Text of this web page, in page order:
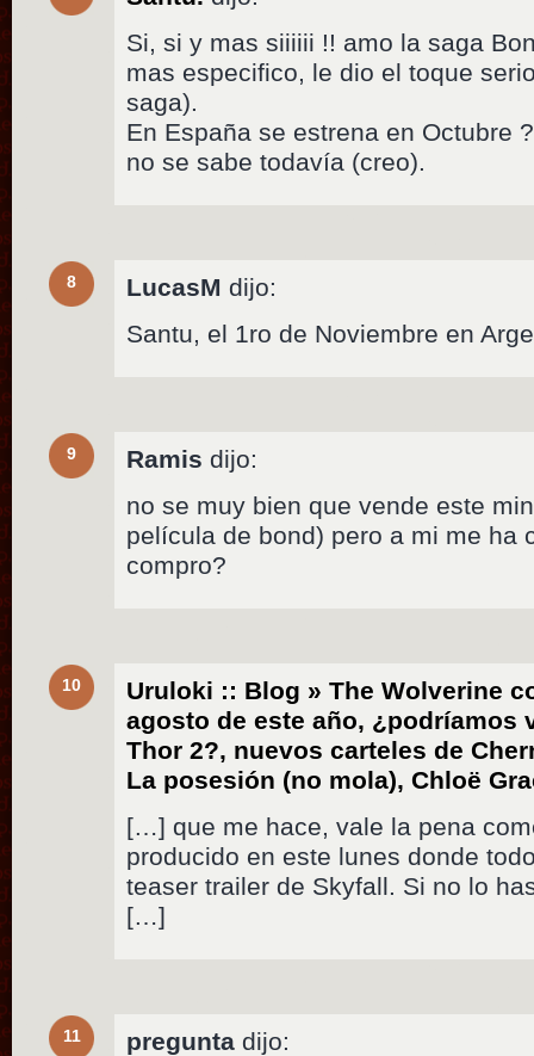
Si, si y mas siiiiii !! amo la saga
mas especifico, le dio el toque
saga).
En España se estrena en Octubre
no se sabe todavía (creo).
8 LucasM dijo:
Santu, el 1ro de Noviembre en
9 Ramis dijo:
no se muy bien que vende este
película de bond) pero a mi me ha
compro?
10
Uruloki :: Blog » The Wolverine
agosto de este año, ¿podríamos
Thor 2?, nuevos carteles de
La posesión (no mola), Chloë
[…] que me hace, vale la pena
producido en este lunes donde
teaser trailer de Skyfall. Si no lo
[…]
11 pregunta dijo: